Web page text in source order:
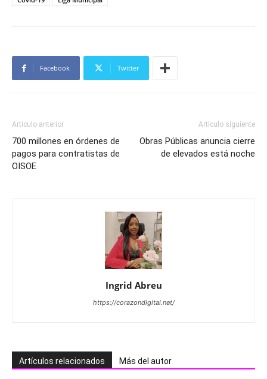
Facebook Twitter
Artículo anterior
700 millones en órdenes de
pagos para contratistas de
OISOE
Artículo siguiente
Obras Públicas anuncia cierre
de elevados está noche
Ingrid Abreu
https://corazondigital.net/
Artículos relacionados Más del autor